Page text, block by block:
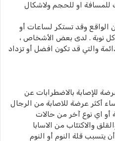
للمسافة او للحجم ولاشكال
الواقع وقد تستكر لساعات أو
كل نوبة . لدى بعض الأشخاص ،
والتي قد تكون افضل أو تزداد
للإصابة بالاضطرابات عن
أكثر عرضة للاصابة من الرجال
أو اي نوع آخر من حالات
والاكتئاب من الاسابا
يتسبب قلة النوم أو النوم